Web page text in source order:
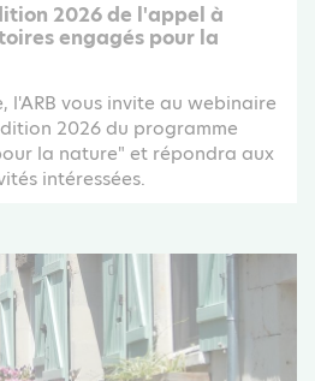
2026 de l'appel à
engagés pour la
l'ARB vous invite au webinaire
2026 du programme
la nature" et répondra aux
intéressées.